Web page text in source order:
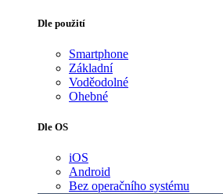
Dle použití
Smartphone
Základní
Voděodolné
Ohebné
Dle OS
iOS
Android
Bez operačního systému